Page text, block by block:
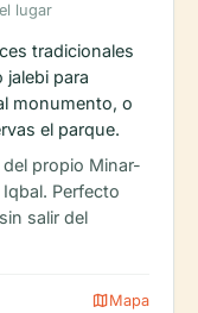
lugar
tradicionales
jalebi para
monumento, o
el parque.
propio Minar-
Perfecto
salir del
mapMapa